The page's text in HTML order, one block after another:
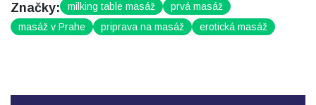
Značky: milking table masáž
prvá masáž
masáž v Prahe
priprava na masáž erotická masáž